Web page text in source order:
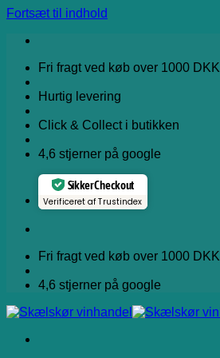
Fortsæt til indhold
Fri fragt ved køb over 1000 DKK
Hurtig levering
Click & Collect i butikken
4,6 stjerner på google
Sikker Checkout
Verificeret af Trustindex
Fri fragt ved køb over 1000 DKK
4,6 stjerner på google